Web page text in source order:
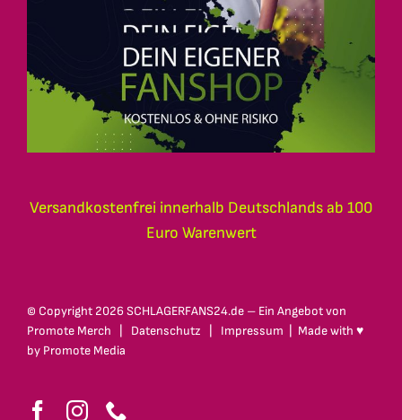
Versandkostenfrei innerhalb Deutschlands ab 100
Euro Warenwert
© Copyright 2026 SCHLAGERFANS24.de – Ein Angebot von
Promote Merch
Datenschutz Impressum | Made with ♥
by Promote Media